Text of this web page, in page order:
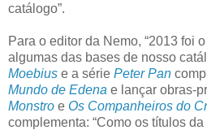
catálogo”.
Para o editor da Nemo, “2013 foi
algumas das bases de nosso
Moebius e a série Peter Pan
Mundo de Edena e lançar obras-
Monstro e Os Companheiros do
complementa: “Como os títulos